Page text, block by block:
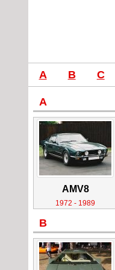
A B C
A
AMV8
1972 - 1989
B